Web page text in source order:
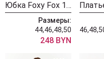
Юбка Foxy Fox 1706 черный
Размеры:
44,46,48,50
248 BYN